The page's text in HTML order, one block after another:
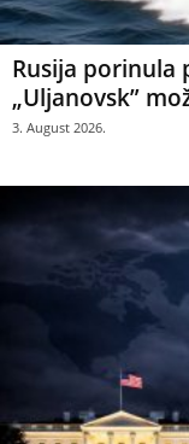
Rusija porinula
„Uljanovsk”
3. August 2026.